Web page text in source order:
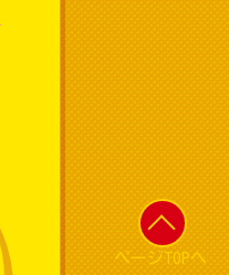
ページTOPへ